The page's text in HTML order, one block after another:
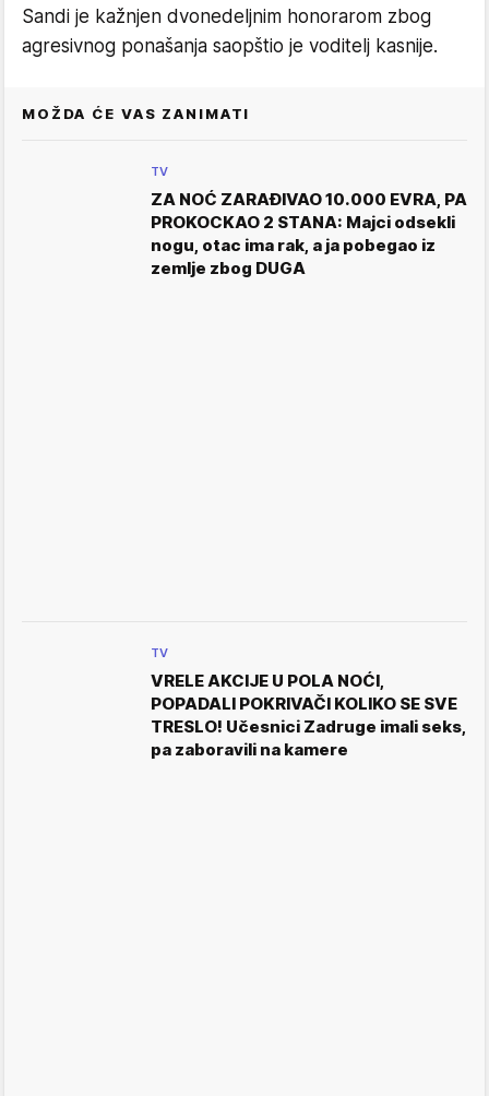
Sandi je kažnjen dvonedeljnim honorarom zbog
agresivnog ponašanja saopštio je voditelj kasnije.
MOŽDA ĆE VAS ZANIMATI
TV
ZA NOĆ ZARAĐIVAO 10.000 EVRA, PA
PROKOCKAO 2 STANA: Majci odsekli
nogu, otac ima rak, a ja pobegao iz
zemlje zbog DUGA
TV
VRELE AKCIJE U POLA NOĆI,
POPADALI POKRIVAČI KOLIKO SE SVE
TRESLO! Učesnici Zadruge imali seks,
pa zaboravili na kamere